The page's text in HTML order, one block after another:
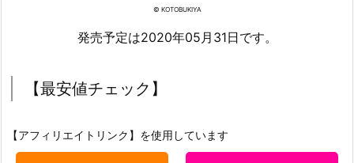
© KOTOBUKIYA
発売予定は2020年05月31日です。
【最安値チェック】
【アフィリエイトリンク】を使用しています